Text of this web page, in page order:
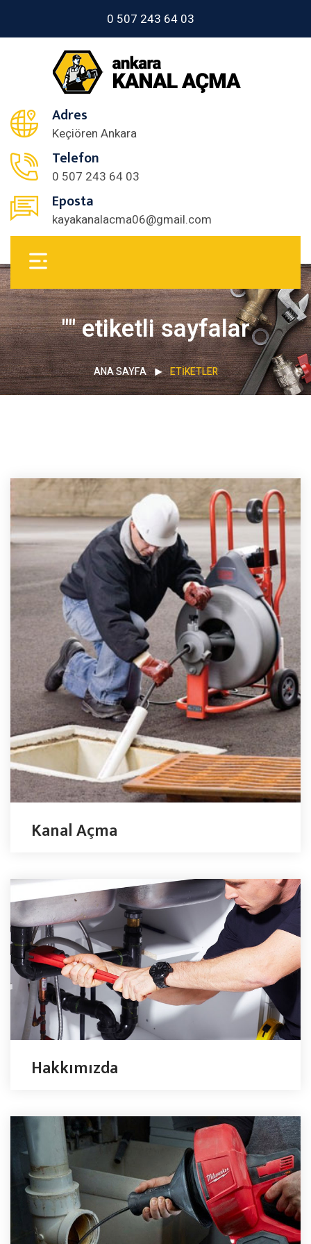
0 507 243 64 03
Adres
Keçiören Ankara
Telefon
0 507 243 64 03
Eposta
kayakanalacma06@gmail.com
"" etiketli sayfalar
ANA SAYFA ETIKETLER
Kanal Açma
Hakkımızda